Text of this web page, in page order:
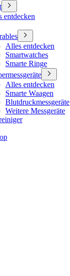
entdecken
Alles entdecken
Smartwatches
Smarte Ringe
Alles entdecken
Smarte Waagen
Blutdruckmessgeräte
Weitere Messgeräte